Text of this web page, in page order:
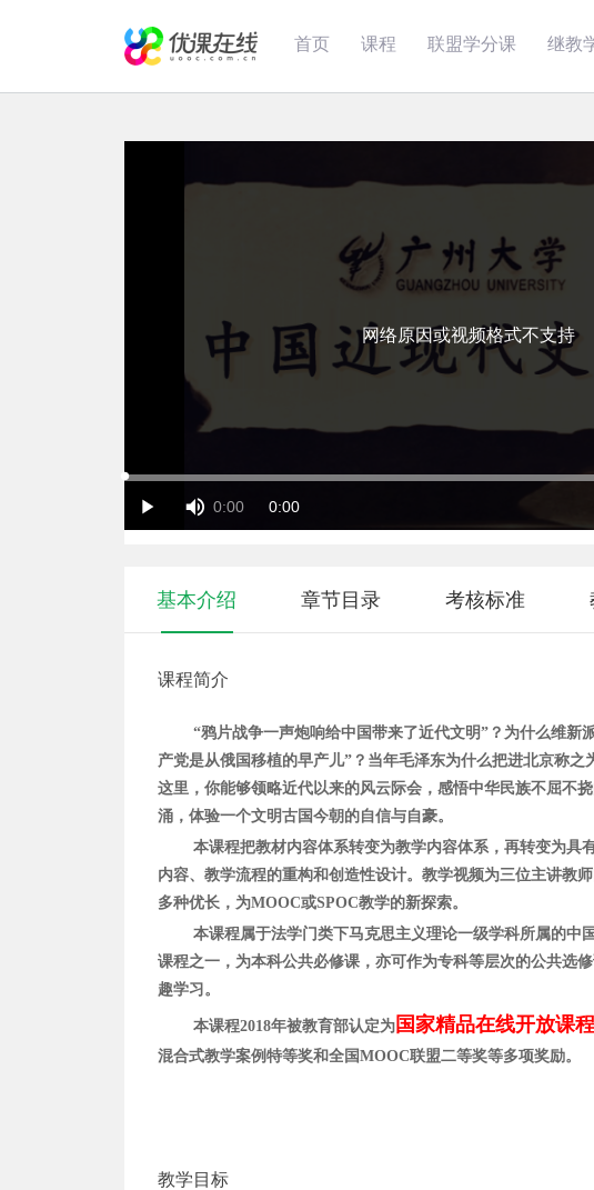
首页 课程 联盟学分课 继教
Loaded:
Progress:
Play
Duration
0:00 Current
0:00
网络原因或视频格式不支持
基本介绍 章节目录 考核标准
课程简介
“鸦片战争一声炮响给中国带来了近代文明”？为什么维新
产党是从俄国移植的早产儿”？当年毛泽东为什么把进北京称
这里，你能够领略近代以来的风云际会，感悟中华民族不屈不
涌，体验一个文明古国今朝的自信与自豪。
本课程把教材内容体系转变为教学内容体系，再转变为具
内容、 教学流程的重构和创造性设计。 教学视频为三位主讲教
多种优长，为MOOC或SPOC教学的新探索。
本课程属于法学门类下马克思主义理论一级学科所属的中
课程之一，为本科公共必修课 ，亦可作为专科等层次的公共选
趣学习。
本课程2018年被教育部认定为 国家精品在线开放课
混合式教学案例特等奖和全国MOOC联盟二等奖等多项奖励。
教学目标